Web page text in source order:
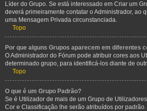
Líder do Grupo. Se está interessado em Criar um
deverá primeiramente contatar o Administrador, ao
uma Mensagem Privada circunstanciada.
Topo
Por que alguns Grupos aparecem em diferentes
O Administrador do Fórum pode atribuir cores aos
determinado grupo, para identificá-los diante de
Topo
O que é um Grupo Padrão?
Se é Utilizador de mais de um Grupo de
Cor e Classificação lhe serão atribuídos por